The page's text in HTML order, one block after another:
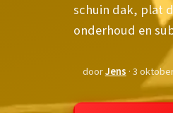
schuin dak, plat
onderhoud en
doorJens · 3